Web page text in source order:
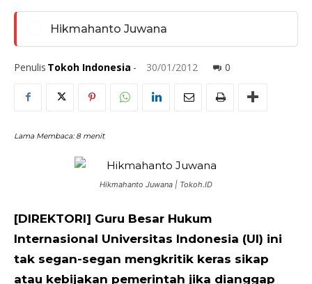
Hikmahanto Juwana
Penulis Tokoh Indonesia - 30/01/2012 0
Lama Membaca: 8 menit
Hikmahanto Juwana | Tokoh.ID
[DIREKTORI] Guru Besar Hukum
Internasional Universitas Indonesia (UI) ini
tak segan-segan mengkritik keras sikap
atau kebijakan pemerintah jika dianggap